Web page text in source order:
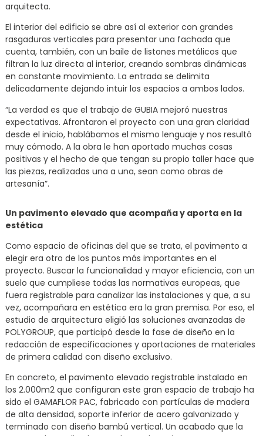
arquitecta.
El interior del edificio se abre así al exterior con grandes
rasgaduras verticales para presentar una fachada que
cuenta, también, con un baile de listones metálicos que
filtran la luz directa al interior, creando sombras dinámicas
en constante movimiento. La entrada se delimita
delicadamente dejando intuir los espacios a ambos lados.
“La verdad es que el trabajo de GUBIA mejoró nuestras
expectativas. Afrontaron el proyecto con una gran claridad
desde el inicio, hablábamos el mismo lenguaje y nos resultó
muy cómodo. A la obra le han aportado muchas cosas
positivas y el hecho de que tengan su propio taller hace que
las piezas, realizadas una a una, sean como obras de
artesanía”.
Un pavimento elevado que acompaña y aporta en la
estética
Como espacio de oficinas del que se trata, el pavimento a
elegir era otro de los puntos más importantes en el
proyecto. Buscar la funcionalidad y mayor eficiencia, con un
suelo que cumpliese todas las normativas europeas, que
fuera registrable para canalizar las instalaciones y que, a su
vez, acompañara en estética era la gran premisa. Por eso, el
estudio de arquitectura eligió las soluciones avanzadas de
POLYGROUP, que participó desde la fase de diseño en la
redacción de especificaciones y aportaciones de materiales
de primera calidad con diseño exclusivo.
En concreto, el pavimento elevado registrable instalado en
los 2.000m2 que configuran este gran espacio de trabajo ha
sido el GAMAFLOR PAC, fabricado con partículas de madera
de alta densidad, soporte inferior de acero galvanizado y
terminado con diseño bambú vertical. Un acabado que la